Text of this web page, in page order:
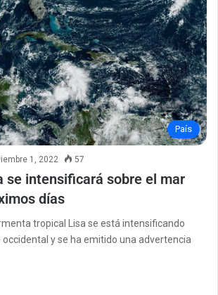
País
1, 2022 57
se intensificará sobre el mar
días
tropical Lisa se está intensificando
occidental y se ha emitido una advertencia